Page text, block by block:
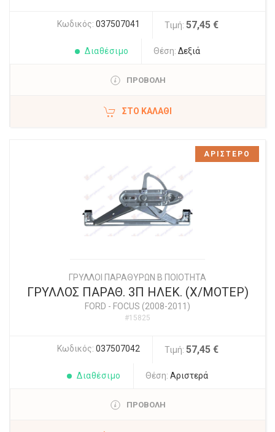
Κωδικός: 037507041 Τιμή: 57,45 €
Διαθέσιμο Θέση: Δεξιά
ΠΡΟΒΟΛΗ
ΣΤΟ ΚΑΛΆΘΙ
ΓΡΥΛΛΟΙ ΠΑΡΑΘΥΡΩΝ Β ΠΟΙΟΤΗΤΑ
ΓΡΥΛΛΟΣ ΠΑΡΑΘ. 3Π ΗΛΕΚ. (Χ/ΜΟΤΕΡ)
FORD - FOCUS (2008-2011)
#15825
Κωδικός: 037507042 Τιμή: 57,45 €
Διαθέσιμο Θέση: Αριστερά
ΠΡΟΒΟΛΗ
ΑΡΙΣΤΕΡΟ